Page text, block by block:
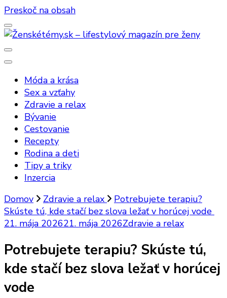
Preskoč na obsah
Ženskétémy.sk – lifestylový magazín
pre ženy
Móda a krása
Sex a vzťahy
Zdravie a relax
Bývanie
Cestovanie
Recepty
Rodina a deti
Tipy a triky
Inzercia
Domov
Zdravie a relax
Potrebujete terapiu?
Skúste tú, kde stačí bez slova ležať v horúcej vode
21. mája 202621. mája 2026Zdravie a relax
Potrebujete terapiu? Skúste tú,
kde stačí bez slova ležať v horúcej
vode